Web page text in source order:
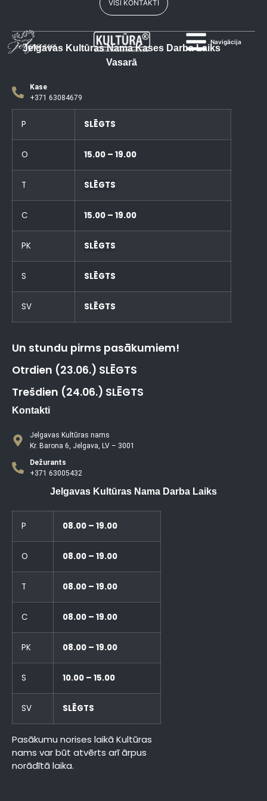
Navigācija
VISI KONTAKTI
Jelgavas Kultūras Nama Kases Darba Laiks
Vasarā
Kase
+371 63084679
P SLĒGTS
O 15.00 – 19.00
T SLĒGTS
C 15.00 – 19.00
PK SLĒGTS
S SLĒGTS
SV SLĒGTS
Un stundu pirms pasākumiem!
Otrdien (23.06.) SLĒGTS
Trešdien (24.06.) SLĒGTS
Kontakti
Jelgavas Kultūras nams
Kr. Barona 6, Jelgava, LV – 3001
Dežurants
+371 63005432
Jelgavas Kultūras Nama Darba Laiks
P 08.00 – 19.00
O 08.00 – 19.00
T 08.00 – 19.00
C 08.00 – 19.00
PK 08.00 – 19.00
S 10.00 – 15.00
SV SLĒGTS
Pasākumu norises laikā Kultūras
nams var būt atvērts arī ārpus
norādītā laika.